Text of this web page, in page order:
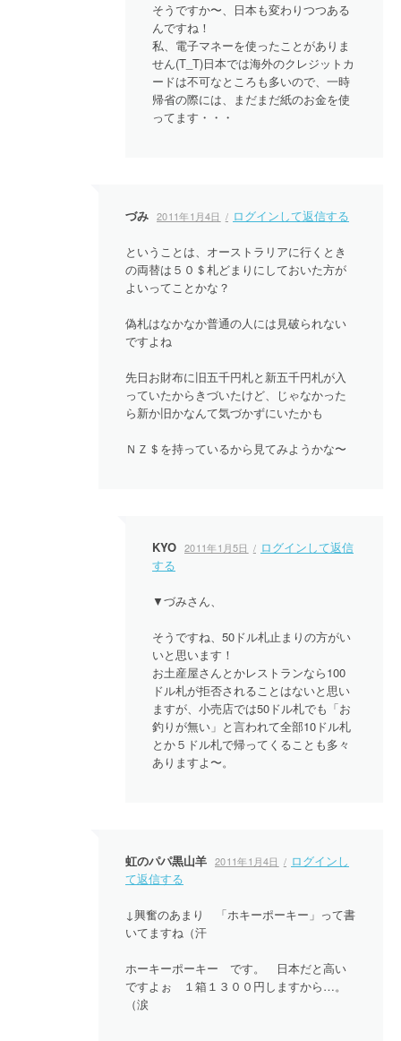
そうですか〜、日本も変わりつつある
んですね！
私、電子マネーを使ったことがありま
せん(T_T)日本では海外のクレジットカ
ードは不可なところも多いので、一時
帰省の際には、まだまだ紙のお金を使
ってます・・・
づみ 2011年1月4日 ログインして返信する
ということは、オーストラリアに行くとき
の両替は５０＄札どまりにしておいた方が
よいってことかな？
偽札はなかなか普通の人には見破られない
ですよね
先日お財布に旧五千円札と新五千円札が入
っていたからきづいたけど、じゃなかった
ら新か旧かなんて気づかずにいたかも
ＮＺ＄を持っているから見てみようかな〜
KYO 2011年1月5日
ログインして返信
する
▼づみさん、
そうですね、50ドル札止まりの方がい
いと思います！
お土産屋さんとかレストランなら100
ドル札が拒否されることはないと思い
ますが、小売店では50ドル札でも「お
釣りが無い」と言われて全部10ドル札
とか５ドル札で帰ってくることも多々
ありますよ〜。
虹のパパ黒山羊 2011年1月4日
ログインし
て返信する
↓興奮のあまり 「ホキーポーキー」って書
いてますね（汗
ホーキーポーキー です。 日本だと高い
ですよぉ １箱１３００円しますから…。
（涙